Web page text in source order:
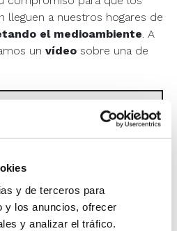
y de terceros para
y los anuncios, ofrecer
y analizar el tráfico.
lleguen a nuestros hogares de
el medioambiente. A
un vídeo sobre una de
sido bloqueado por
para poder verlo
cookies requeridas.